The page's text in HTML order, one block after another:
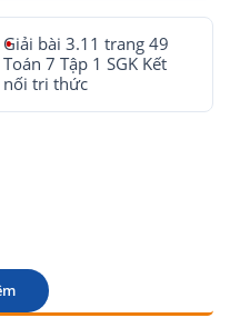
Giải bài 3.11 trang 49
Toán 7 Tập 1 SGK Kết
nối tri thức